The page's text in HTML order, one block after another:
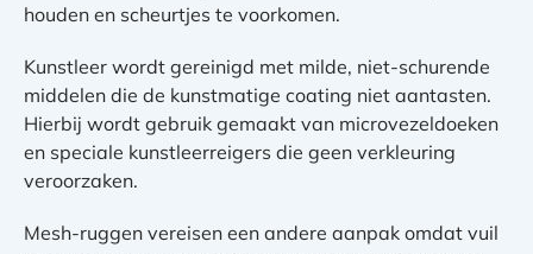
houden en scheurtjes te voorkomen.
Kunstleer wordt gereinigd met milde, niet-schurende
middelen die de kunstmatige coating niet aantasten.
Hierbij wordt gebruik gemaakt van microvezeldoeken
en speciale kunstleerreigers die geen verkleuring
veroorzaken.
Mesh-ruggen vereisen een andere aanpak omdat vuil